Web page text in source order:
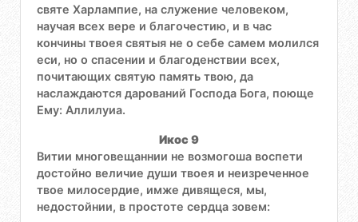
святе Харлампие, на служение человеком,
научая всех вере и благочестию, и в час
кончины твоея святыя не о себе самем молился
еси, но о спасении и благоденствии всех,
почитающих святую память твою, да
наслаждаются дарований Господа Бога, поюще
Ему: Аллилуиа.
Икос 9
Витии многовещаннии не возмогоша воспети
достойно величие души твоея и неизреченное
твое милосердие, имже дивящеся, мы,
недостойнии, в простоте сердца зовем: